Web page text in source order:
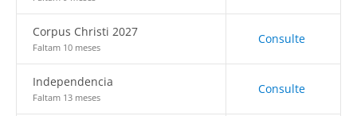
Corpus Christi 2027
Faltam 10 meses
Consulte
Independencia
Faltam 13 meses
Consulte